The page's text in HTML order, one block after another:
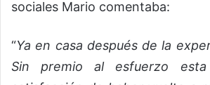
sociales Mario comentaba:
“Ya en casa después de la
Sin premio al esfuerzo